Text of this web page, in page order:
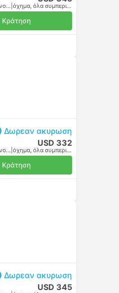
Συμπεριλαμβάνονται οι φόροι | όχημα, όλα συμπεριλαμβανομένου
Κράτηση
Δωρεαν ακυρωση
USD 332
Συμπεριλαμβάνονται οι φόροι | όχημα, όλα συμπεριλαμβανομένου
Κράτηση
Δωρεαν ακυρωση
USD 345